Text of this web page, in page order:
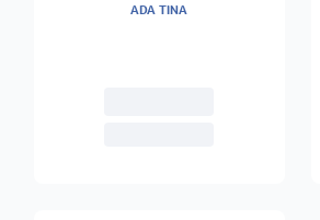
Control Fps 50 40ml
ADA TINA